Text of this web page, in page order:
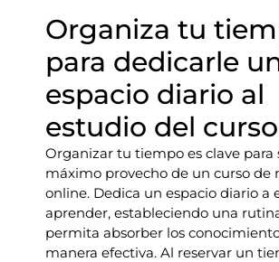
Organiza tu
para dedicarle
espacio diario al
estudio del
Organizar tu tiempo es clave para
máximo provecho de un curso de
online. Dedica un espacio diario a
aprender, estableciendo una
permita absorber los
manera efectiva. Al reservar un